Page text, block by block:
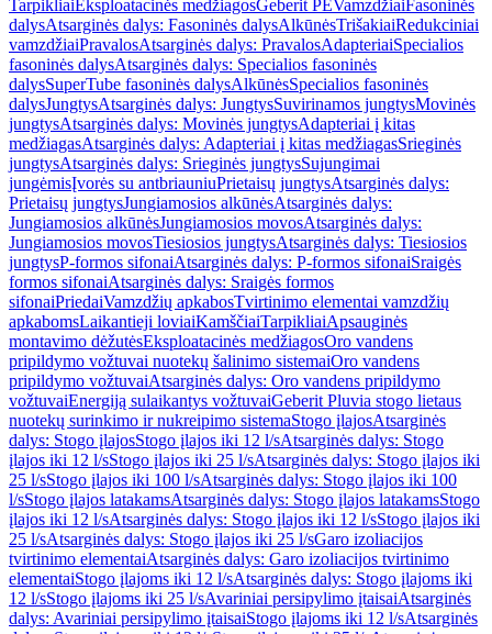
TarpikliaiEksploatacinės medžiagosGeberit PEVamzdžiaiFasoninės
dalysAtsarginės dalys: Fasoninės dalysAlkūnėsTrišakiaiRedukciniai
vamzdžiaiPravalosAtsarginės dalys: PravalosAdapteriaiSpecialios
fasoninės dalysAtsarginės dalys: Specialios fasoninės
dalysSuperTube fasoninės dalysAlkūnėsSpecialios fasoninės
dalysJungtysAtsarginės dalys: JungtysSuvirinamos jungtysMovinės
jungtysAtsarginės dalys: Movinės jungtysAdapteriai į kitas
medžiagasAtsarginės dalys: Adapteriai į kitas medžiagasSrieginės
jungtysAtsarginės dalys: Srieginės jungtysSujungimai
jungėmisĮvorės su antbriauniuPrietaisų jungtysAtsarginės dalys:
Prietaisų jungtysJungiamosios alkūnėsAtsarginės dalys:
Jungiamosios alkūnėsJungiamosios movosAtsarginės dalys:
Jungiamosios movosTiesiosios jungtysAtsarginės dalys: Tiesiosios
jungtysP-formos sifonaiAtsarginės dalys: P-formos sifonaiSraigės
formos sifonaiAtsarginės dalys: Sraigės formos
sifonaiPriedaiVamzdžių apkabosTvirtinimo elementai vamzdžių
apkabomsLaikantieji loviaiKamščiaiTarpikliaiApsauginės
montavimo dėžutėsEksploatacinės medžiagosOro vandens
pripildymo vožtuvai nuotekų šalinimo sistemaiOro vandens
pripildymo vožtuvaiAtsarginės dalys: Oro vandens pripildymo
vožtuvaiEnergiją sulaikantys vožtuvaiGeberit Pluvia stogo lietaus
nuotekų surinkimo ir nukreipimo sistemaStogo įlajosAtsarginės
dalys: Stogo įlajosStogo įlajos iki 12 l/sAtsarginės dalys: Stogo
įlajos iki 12 l/sStogo įlajos iki 25 l/sAtsarginės dalys: Stogo įlajos iki
25 l/sStogo įlajos iki 100 l/sAtsarginės dalys: Stogo įlajos iki 100
l/sStogo įlajos latakamsAtsarginės dalys: Stogo įlajos latakamsStogo
įlajos iki 12 l/sAtsarginės dalys: Stogo įlajos iki 12 l/sStogo įlajos iki
25 l/sAtsarginės dalys: Stogo įlajos iki 25 l/sGaro izoliacijos
tvirtinimo elementaiAtsarginės dalys: Garo izoliacijos tvirtinimo
elementaiStogo įlajoms iki 12 l/sAtsarginės dalys: Stogo įlajoms iki
12 l/sStogo įlajoms iki 25 l/sAvariniai persipylimo įtaisaiAtsarginės
dalys: Avariniai persipylimo įtaisaiStogo įlajoms iki 12 l/sAtsarginės